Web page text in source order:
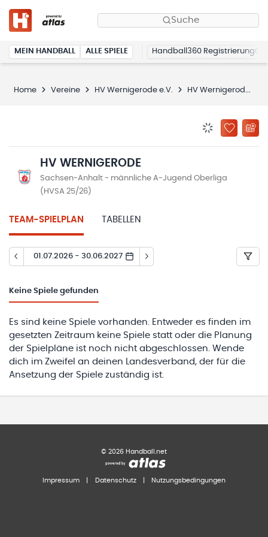
Suche
MEIN HANDBALL ALLE SPIELE Handball360 Registrierung
Home Vereine HV Wernigerode e.V. HV Wernigerode
ZU
HV WERNIGERODE
Sachsen-Anhalt - männliche A-Jugend Oberliga
(HVSA 25/26)
TEAM-SPIELPLAN TABELLEN
01.07.2026 - 30.06.2027
Keine Spiele gefunden
Es sind keine Spiele vorhanden. Entweder es finden im
gesetzten Zeitraum keine Spiele statt oder die Planung
der Spielpläne ist noch nicht abgeschlossen. Wende
dich im Zweifel an deinen Landesverband, der für die
Ansetzung der Spiele zuständig ist.
© 2026 Handball.net
Impressum Datenschutz Nutzungsbedingungen